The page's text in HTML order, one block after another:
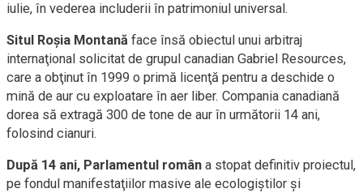
iulie, în vederea includerii în patrimoniul universal.
Situl Roşia Montană face însă obiectul unui arbitraj
internaţional solicitat de grupul canadian Gabriel Resources,
care a obţinut în 1999 o primă licenţă pentru a deschide o
mină de aur cu exploatare în aer liber. Compania canadiană
dorea să extragă 300 de tone de aur în următorii 14 ani,
folosind cianuri.
După 14 ani, Parlamentul român a stopat definitiv proiectul,
pe fondul manifestaţiilor masive ale ecologiştilor şi